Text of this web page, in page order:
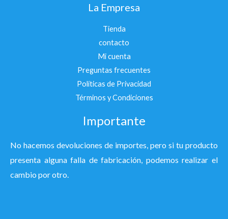
La Empresa
Tienda
contacto
Mi cuenta
Preguntas frecuentes
Políticas de Privacidad
Términos y Condiciones
Importante
No hacemos devoluciones de importes, pero si tu producto
presenta alguna falla de fabricación, podemos realizar el
cambio por otro.